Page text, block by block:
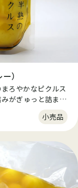
）
ろやかなピクルス
がぎゅっと詰まっ
召し上がれます。
、甘めの優しい酸
味はピクルスが苦
。
小売品